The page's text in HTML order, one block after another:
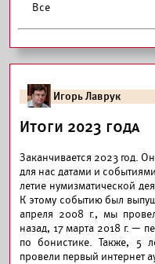
Все
Игорь Лаврук
Итоги 2023 года
Заканчивается 2023 год.
для нас датами и
летие нумизматической
К этому событию был
апреля 2008 г., мы
назад, 17 марта 2018 г. —
по бонистике. Также, 5
провели первый интернет